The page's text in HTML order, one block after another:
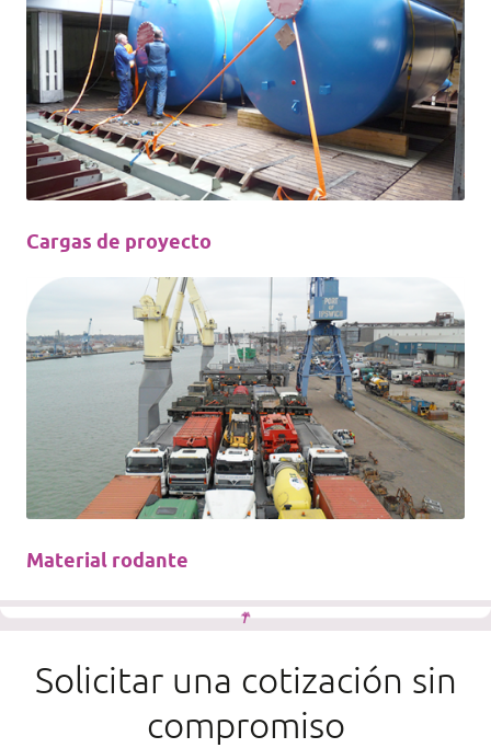
Cargas de proyecto
Material rodante
Solicitar una cotización sin
compromiso